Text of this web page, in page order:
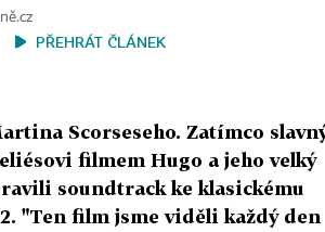
PŘEHRÁT ČLÁNEK
Scorseseho. Zatímco
filmem Hugo a jeho velký
soundtrack ke klasickému
"Ten film jsme viděli každý den